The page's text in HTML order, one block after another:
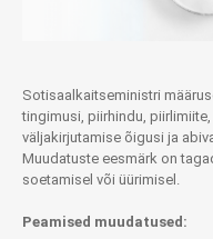
Sotisaalkaitseministri
tingimusi, piirhindu,
väljakirjutamise õigusi ja
Muudatuste eesmärk on
soetamisel või üürimisel.
Peamised muudatused: